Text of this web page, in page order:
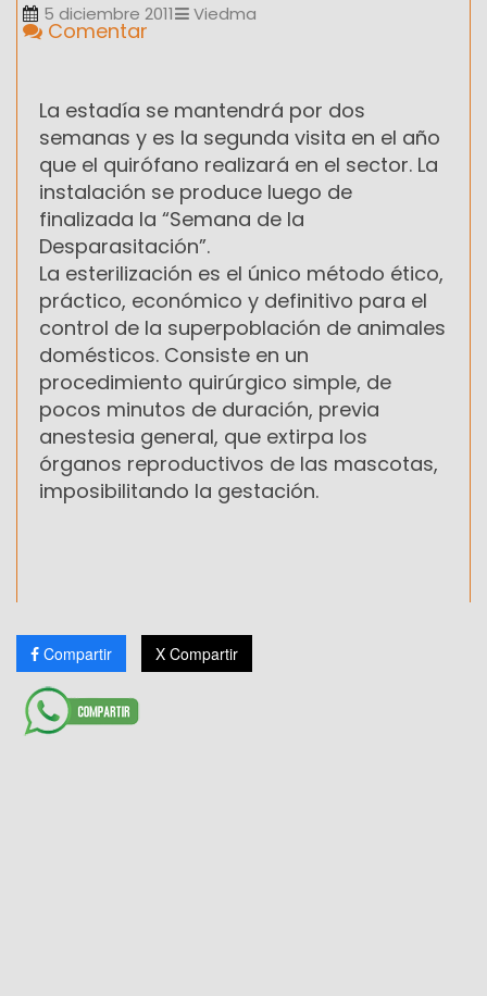
5 diciembre 2011 Viedma
Comentar
La estadía se mantendrá por dos
semanas y es la segunda visita en el año
que el quirófano realizará en el sector. La
instalación se produce luego de
finalizada la “Semana de la
Desparasitación”.
La esterilización es el único método ético,
práctico, económico y definitivo para el
control de la superpoblación de animales
domésticos. Consiste en un
procedimiento quirúrgico simple, de
pocos minutos de duración, previa
anestesia general, que extirpa los
órganos reproductivos de las mascotas,
imposibilitando la gestación.
Compartir X Compartir